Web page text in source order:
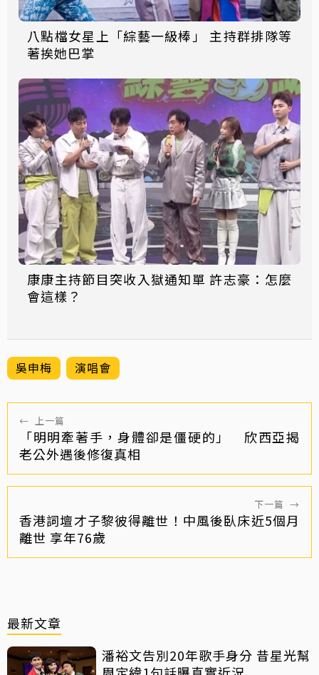
八點檔女星上「綜藝一級棒」 主持群排隊等
著挨她巴掌
康康主持節目突收入獄通知單 許志豪：怎麼
會這樣？
吳申梅 演唱會
← 上一篇
「明明牽著手，身體卻是僵硬的」 欣西亞揭
老公外遇後修復真相
下一篇 →
香港詞壇才子黎彼得離世！中風後臥床近5個月
離世 享年76歲
最新文章
潘裕文告別20年歌手身分 昔星光幫